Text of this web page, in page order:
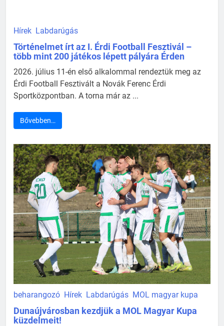
Hírek Labdarúgás
Történelmet írt az I. Érdi Football Fesztivál –
több mint 200 játékos lépett pályára Érden
2026. július 11-én első alkalommal rendeztük meg az
Érdi Football Fesztivált a Novák Ferenc Érdi
Sportközpontban. A torna már az ...
Bővebben…
beharangozó Hírek Labdarúgás MOL magyar kupa
Dunaújvárosban kezdjük a MOL Magyar Kupa
küzdelmeit!